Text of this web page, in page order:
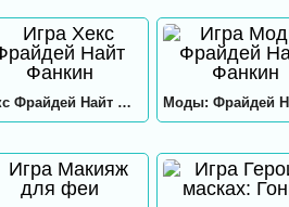
Хекс Фрайдей Найт Фанкин